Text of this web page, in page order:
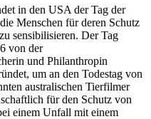
in den USA der Tag der
Menschen für deren Schutz
sensibilisieren. Der Tag
von der
und Philanthropin
um an den Todestag von
australischen Tierfilmer
für den Schutz von
einem Unfall mit einem